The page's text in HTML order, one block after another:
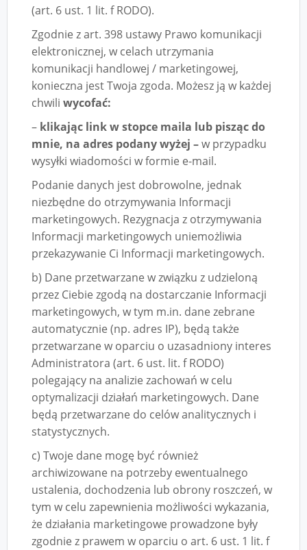
(art. 6 ust. 1 lit. f RODO).
Zgodnie z art. 398 ustawy Prawo komunikacji
elektronicznej, w celach utrzymania
komunikacji handlowej / marketingowej,
konieczna jest Twoja zgoda. Możesz ją w każdej
chwili wycofać:
– klikając link w stopce maila lub pisząc do
mnie, na adres podany wyżej –w przypadku
wysyłki wiadomości w formie e-mail.
Podanie danych jest dobrowolne, jednak
niezbędne do otrzymywania Informacji
marketingowych. Rezygnacja z otrzymywania
Informacji marketingowych uniemożliwia
przekazywanie Ci Informacji marketingowych.
b) Dane przetwarzane w związku z udzieloną
przez Ciebie zgodą na dostarczanie Informacji
marketingowych, w tym m.in. dane zebrane
automatycznie (np. adres IP), będą także
przetwarzane w oparciu o uzasadniony interes
Administratora (art. 6 ust. lit. f RODO)
polegający na analizie zachowań w celu
optymalizacji działań marketingowych. Dane
będą przetwarzane do celów analitycznych i
statystycznych.
c) Twoje dane mogę być również
archiwizowane na potrzeby ewentualnego
ustalenia, dochodzenia lub obrony roszczeń, w
tym w celu zapewnienia możliwości wykazania,
że działania marketingowe prowadzone były
zgodnie z prawem w oparciu o art. 6 ust. 1 lit. f